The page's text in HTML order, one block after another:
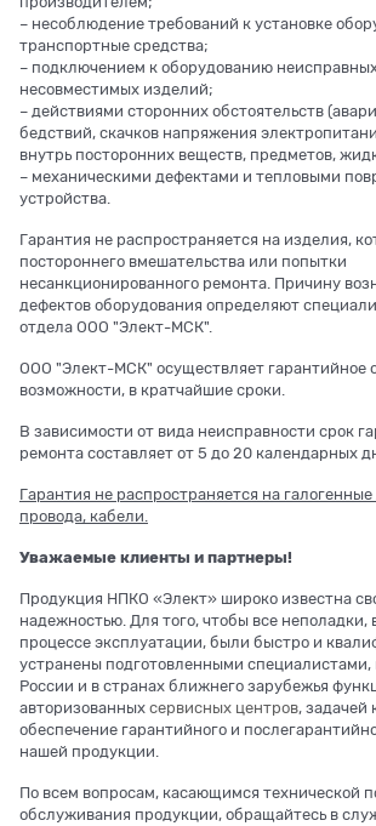
– несоблюдение требований к установке
транспортные средства;
– подключением к оборудованию
несовместимых изделий;
– действиями сторонних обстоятельств
бедствий, скачков напряжения
внутрь посторонних веществ, предметов,
– механическими дефектами и тепловыми
устройства.
Гарантия не распространяется на изделия,
постороннего вмешательства или попытки
несанкционированного ремонта. Причину
дефектов оборудования определяют
отдела ООО "Элект-МСК".
ООО "Элект-МСК" осуществляет гарантийное
возможности, в кратчайшие сроки.
В зависимости от вида неисправности срок
ремонта составляет от 5 до 20 календарных
Гарантия не распространяется на
провода, кабели.
Уважаемые клиенты и партнеры!
Продукция НПКО «Элект» широко известна
надежностью. Для того, чтобы все неполадки,
процессе эксплуатации, были быстро и
устранены подготовленными специалистами,
России и в странах ближнего зарубежья
авторизованных сервисных центров, задачей
обеспечение гарантийного и
нашей продукции.
По всем вопросам, касающимся технической
обслуживания продукции, обращайтесь в